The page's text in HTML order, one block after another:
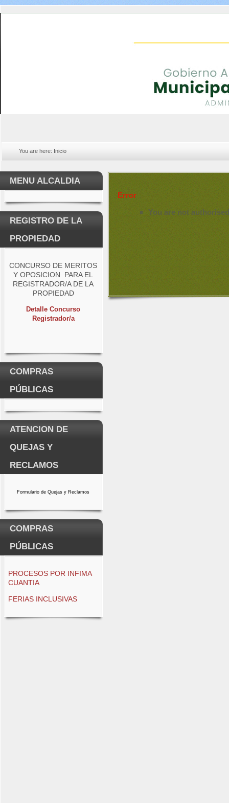
You are here: Inicio
MENU ALCALDIA
REGISTRO DE LA
PROPIEDAD
CONCURSO DE MERITOS
Y OPOSICION PARA EL
REGISTRADOR/A DE LA
PROPIEDAD
Detalle Concurso
Registrador/a
COMPRAS
PÚBLICAS
ATENCION DE
QUEJAS Y
RECLAMOS
Formulario de Quejas y Reclamos
COMPRAS
PÚBLICAS
PROCESOS POR INFIMA
CUANTIA
FERIAS INCLUSIVAS
Error
You are not